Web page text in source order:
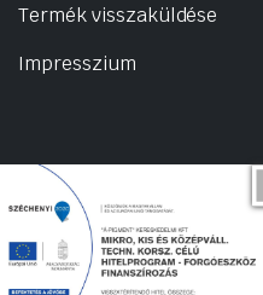
Termék visszaküldése
Impresszium
Copyright 2022 ©